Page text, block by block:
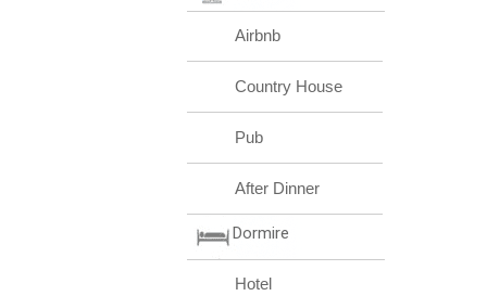
Airbnb
Country House
Pub
After Dinner
Dormire
Hotel